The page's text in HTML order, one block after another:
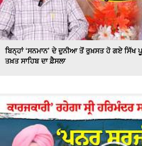
ਬਿਨ੍ਹਾਂ ‘ਸਨਮਾਨ’ ਦੇ ਦੁਨੀਆ ਤੋਂ ਰੁਖ਼ਸਤ ਹੋ ਗਏ ਸਿੱਖ
ਤਖ਼ਤ ਸਾਹਿਬ ਦਾ ਫ਼ੈਸਲਾ